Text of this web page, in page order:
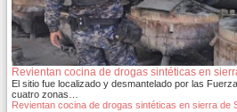
Revientan cocina de drogas sintéticas en
El sitio fue localizado y desmantelado por las
cuatro zonas…
Revientan cocina de drogas sintéticas en sierra de